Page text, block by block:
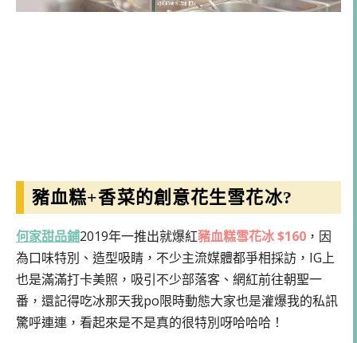
豬血糕+香菜的創意花生雪花冰?
何家甜品鋪2019年一推出就爆紅豬血糕雪花冰 $160 ，因
為口味特別、造型吸睛，不少主流媒體都爭相採訪，IG上
也是滿滿打卡美照，吸引不少部落客、網紅前往朝聖一
番，還記得吃冰那天我po限時動態大家也是灌爆我的私訊
驚呼連連，看起來是不是真的很特別呀哈哈哈！